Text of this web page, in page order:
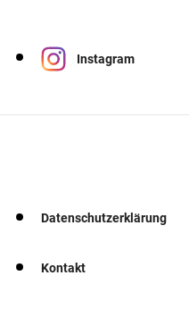
Instagram
Datenschutzerklärung
Kontakt